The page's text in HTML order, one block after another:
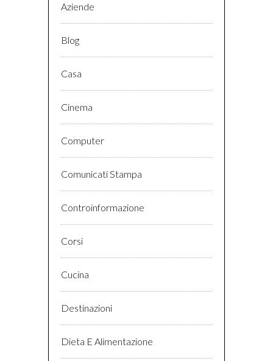
Aziende
Blog
Casa
Cinema
Computer
Comunicati Stampa
Controinformazione
Corsi
Cucina
Destinazioni
Dieta E Alimentazione